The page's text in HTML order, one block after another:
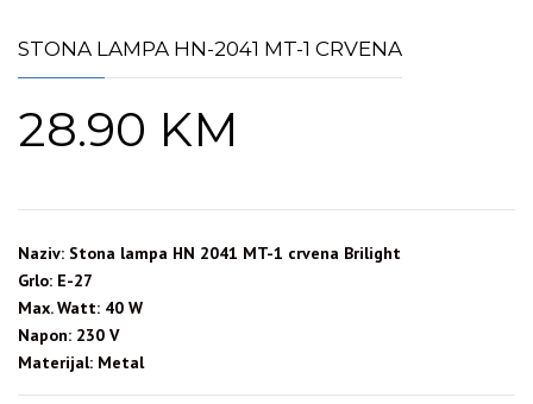
STONA LAMPA HN-2041 MT-1 CRVENA
28.90 KM
Naziv: Stona lampa HN 2041 MT-1 crvena Brilight
Grlo: E-27
Max. Watt: 40 W
Napon: 230 V
Materijal: Metal